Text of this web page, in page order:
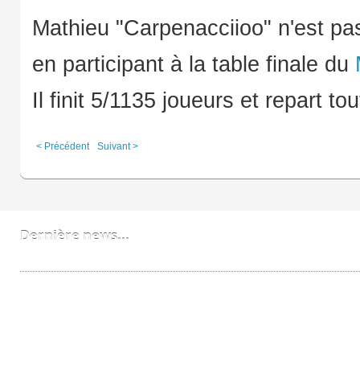
Mathieu "Carpenacciioo" n'est
en participant à la table finale du
Il finit 5/1135 joueurs et repart
< Précédent Suivant >
Dernière news...